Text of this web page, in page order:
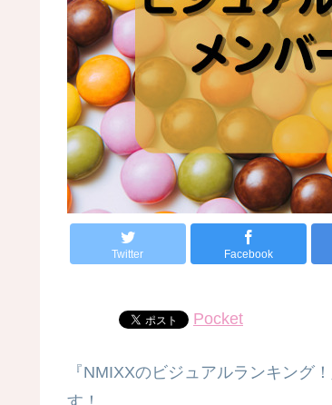
Twitter Facebook
Pocket
『NMIXXのビジュアルランキング